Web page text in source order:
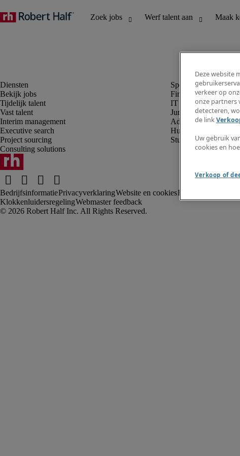
Bekijk jobs
Tijdelijk talent
Vast talent
Interim management
Executive search
Project sourcing
Consulting solutions
Finance en
IT en digital
Juridisch
Administratie en
Human resources
Student
BedrijfsinformatiePrivacyverklaringWebsite en cookies
KlokkenluidersregelingWebmaster feedback
Deze website
verkeer op
onze partners
detecteren,
de link
Uw gebruik
cookies en
Verkoop of